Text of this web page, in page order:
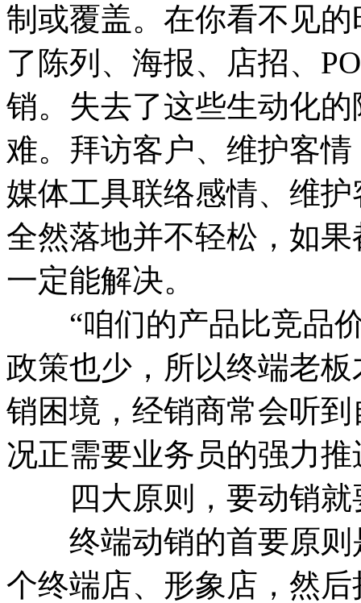
制或覆盖。在你看不见
了陈列、海报、店招、
销。失去了这些生动化
难。拜访客户、维护客
媒体工具联络感情、维
全然落地并不轻松，如
一定能解决。
“咱们的产品比竞品价
政策也少，所以终端老
销困境，经销商常会听
况正需要业务员的强力
四大原则，要动销就
终端动销的首要原则
个终端店、形象店，然